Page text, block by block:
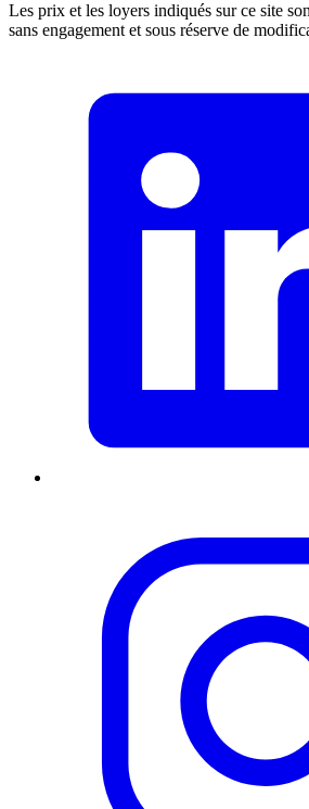
Les prix et les loyers indiqués sur ce site
sans engagement et sous réserve de